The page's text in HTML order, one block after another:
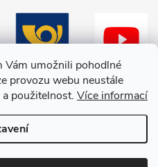
Vám umožnili pohodlné
provozu webu neustále
použitelnost. Více informací